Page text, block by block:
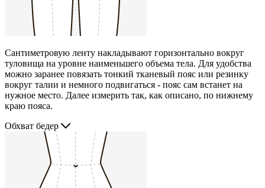
Сантиметровую ленту накладывают горизонтально вокруг
туловища на уровне наименьшего объема тела. Для удобства
можно заранее повязать тонкий тканевый пояс или резинку
вокруг талии и немного подвигаться - пояс сам встанет на
нужное место. Далее измерить так, как описано, по нижнему
краю пояса.
Обхват бедер